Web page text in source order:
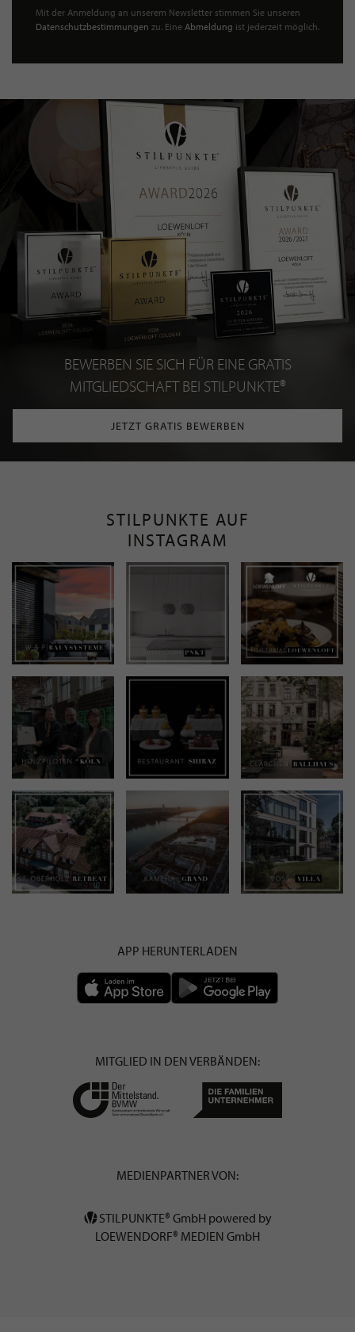
Mit der Anmeldung an unserem Newsletter stimmen Sie unseren
Datenschutzbestimmungen zu. Eine Abmeldung ist jederzeit möglich.
BEWERBEN SIE SICH FÜR EINE GRATIS
MITGLIEDSCHAFT BEI STILPUNKTE®
JETZT GRATIS BEWERBEN
STILPUNKTE AUF
INSTAGRAM
APP HERUNTERLADEN
MITGLIED IN DEN VERBÄNDEN:
MEDIENPARTNER VON:
STILPUNKTE® GmbH powered by
LOEWENDORF® MEDIEN GmbH